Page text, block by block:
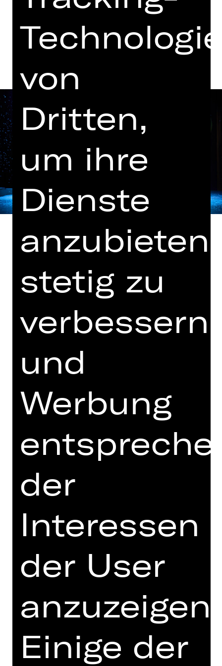
Termine und Besetzung
Uraufführung
Hinweis auf sensible Inhalte
Was haben ein durchschnittlicher
Notfalleinsatz im Rettungsdienst,
Wilhelm Furtwängler, und das Putzen
von 300 m² Bürofläche gemeinsam?
Alles dauert 74 Minuten. Hausautorin
Raphaela Bardutzky
Zeitspanne als Ausgangspunkt für
einen machtkritischen Blick auf das
unseren Alltag und eine zentrale
politische Kategorie: sie bestimmt, wie
wir leben, arbeiten und füreinander
sorgen.
verbinden sich verschiedene
Geschichten aus unserer
unmittelbaren Gegenwart mit
rasanten und humorvollen
Theaterabend. Die unterschiedlichen
gemeinsam im Rettungswagen, im
Orchestersaal, unterwegs im Zug,
alleine vor dem Fernseher, bei der
Arbeit. Sei es, weil die Zeit niemals
ausreicht oder weil es zu viel von ihr
gibt. Ob 74 Minuten für die
von
Dritten,
um ihre
Dienste
anzubieten,
stetig zu
verbessern
und
Werbung
der
Interessen
der User
anzuzeigen.
Einige der